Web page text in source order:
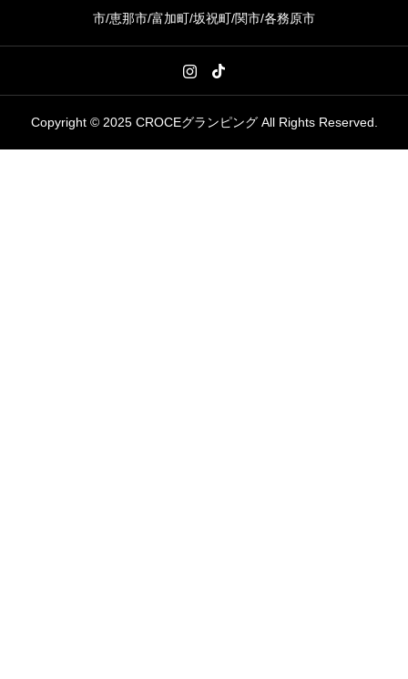
市/恵那市/富加町/坂祝町/関市/各務原市
Copyright © 2025 CROCEグランピング All Rights Reserved.